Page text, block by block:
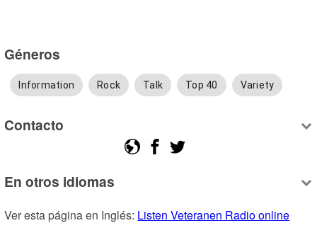
Géneros
Information Rock Talk Top 40 Variety
Contacto
En otros idiomas
Ver esta página en Inglés: Listen Veteranen Radio online